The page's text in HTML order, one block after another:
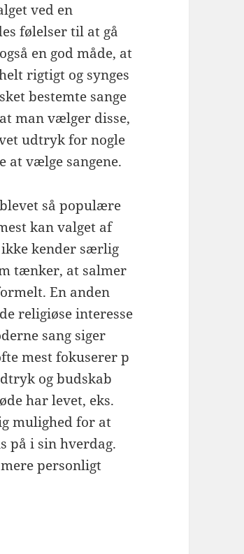
ved en
følelser til at gå
en god måde, at
rigtigt og synges
bestemte sange
man vælger disse,
udtryk for nogle
at vælge sangene.
så populære
kan valget af
kender særlig
tænker, at salmer
En anden
religiøse interesse
sang siger
mest fokuserer p
og budskab
har levet, eks.
mulighed for at
på i sin hverdag.
personligt